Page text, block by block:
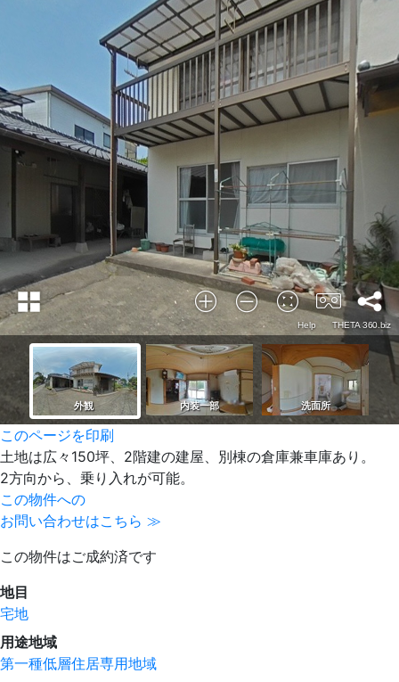
このページを印刷
土地は広々150坪、2階建の建屋、別棟の倉庫兼車庫あり。
2方向から、乗り入れが可能。
この物件への
お問い合わせはこちら ≫
この物件はご成約済です
地目
宅地
用途地域
第一種低層住居専用地域